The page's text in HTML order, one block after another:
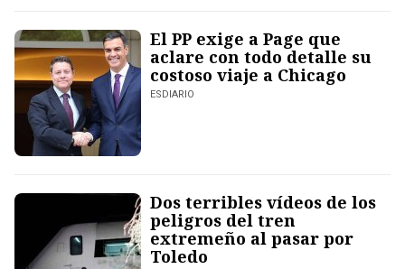
El PP exige a Page que
aclare con todo detalle su
costoso viaje a Chicago
ESDIARIO
Dos terribles vídeos de los
peligros del tren
extremeño al pasar por
Toledo